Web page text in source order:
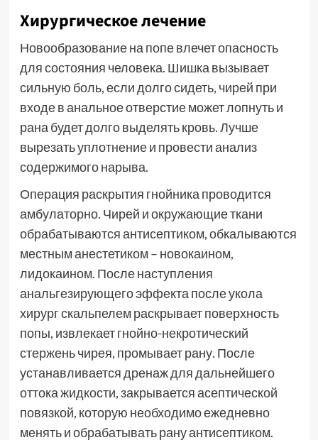
Хирургическое лечение
Новообразование на попе влечет опасность
для состояния человека. Шишка вызывает
сильную боль, если долго сидеть, чирей при
входе в анальное отверстие может лопнуть и
рана будет долго выделять кровь. Лучше
вырезать уплотнение и провести анализ
содержимого нарыва.
Операция раскрытия гнойника проводится
амбулаторно. Чирей и окружающие ткани
обрабатываются антисептиком, обкалываются
местным анестетиком – новокаином,
лидокаином. После наступления
анальгезирующего эффекта после укола
хирург скальпелем раскрывает поверхность
попы, извлекает гнойно-некротический
стержень чирея, промывает рану. После
устанавливается дренаж для дальнейшего
оттока жидкости, закрывается асептической
повязкой, которую необходимо ежедневно
менять и обрабатывать рану антисептиком.